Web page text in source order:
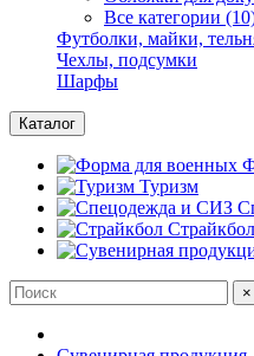
Все категории
Футболки, майки,
Чехлы, подсумки
Шарфы
Каталог
Туризм
Страйкбол
×